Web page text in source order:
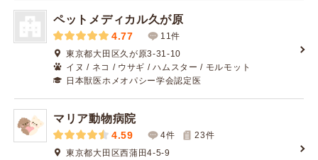
ペットメディカル久が原
4.77
11件
東京都大田区久が原3-31-10
イヌ / ネコ / ウサギ / ハムスター / モルモット
日本獣医ホメオパシー学会認定医
マリア動物病院
4.59 4件 23件
東京都大田区西蒲田4-5-9